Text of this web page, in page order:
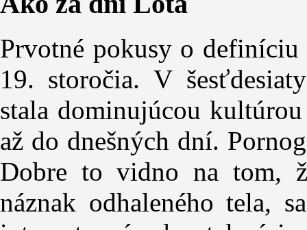
Prvotné pokusy o definíciu
19. storočia. V
stala dominujúcou
až do dnešných dní.
Dobre to vidno na tom,
náznak odhaleného tela,